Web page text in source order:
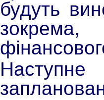
будуть
зокрема,